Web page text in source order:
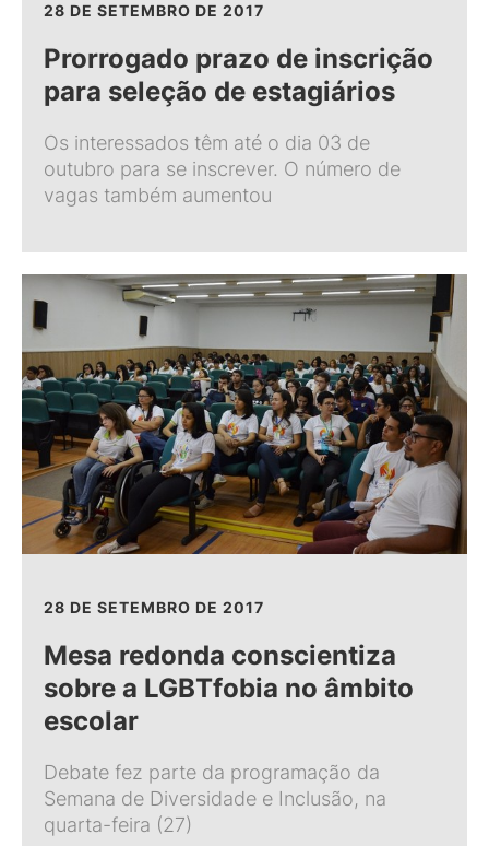
28 DE SETEMBRO DE 2017
Prorrogado prazo de inscrição
para seleção de estagiários
Os interessados têm até o dia 03 de
outubro para se inscrever. O número de
vagas também aumentou
28 DE SETEMBRO DE 2017
Mesa redonda conscientiza
sobre a LGBTfobia no âmbito
escolar
Debate fez parte da programação da
Semana de Diversidade e Inclusão, na
quarta-feira (27)